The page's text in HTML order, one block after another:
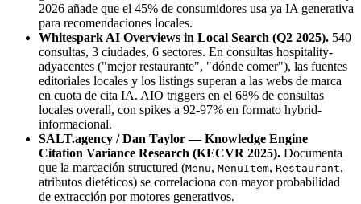
2026 añade que el 45% de consumidores usa ya IA generativa
para recomendaciones locales.
Whitespark AI Overviews in Local Search (Q2 2025). 540
consultas, 3 ciudades, 6 sectores. En consultas hospitality-
adyacentes ("mejor restaurante", "dónde comer"), las fuentes
editoriales locales y los listings superan a las webs de marca
en cuota de cita IA. AIO triggers en el 68% de consultas
locales overall, con spikes a 92-97% en formato hybrid-
informacional.
SALT.agency / Dan Taylor — Knowledge Engine
Citation Variance Research (KECVR 2025). Documenta
que la marcación structured (Menu, MenuItem, Restaurant,
atributos dietéticos) se correlaciona con mayor probabilidad
de extracción por motores generativos.